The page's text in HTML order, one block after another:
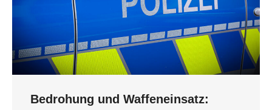
Bedrohung und Waffeneinsatz: